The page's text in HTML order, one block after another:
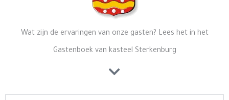
Wat zijn de ervaringen van onze gasten? Lees het in het
Gastenboek van kasteel Sterkenburg